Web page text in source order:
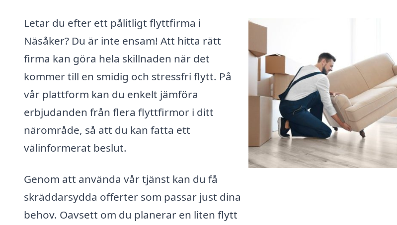
Letar du efter ett pålitligt flyttfirma i
Näsåker? Du är inte ensam! Att hitta rätt
firma kan göra hela skillnaden när det
kommer till en smidig och stressfri flytt. På
vår plattform kan du enkelt jämföra
erbjudanden från flera flyttfirmor i ditt
närområde, så att du kan fatta ett
välinformerat beslut.
Genom att använda vår tjänst kan du få
skräddarsydda offerter som passar just dina
behov. Oavsett om du planerar en liten flytt